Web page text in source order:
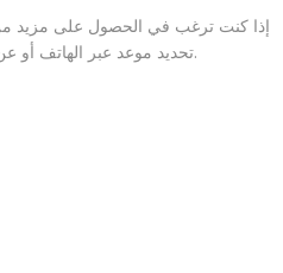
إذا كنت ترغب في الحصول على مزيد من
تحديد موعد عبر الهاتف أوالذي تختاره.